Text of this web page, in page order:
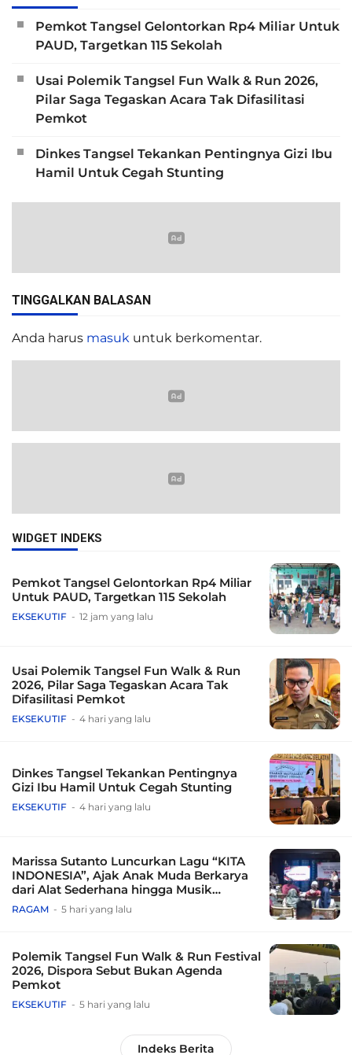
Pemkot Tangsel Gelontorkan Rp4 Miliar Untuk
PAUD, Targetkan 115 Sekolah
Usai Polemik Tangsel Fun Walk & Run 2026,
Pilar Saga Tegaskan Acara Tak Difasilitasi
Pemkot
Dinkes Tangsel Tekankan Pentingnya Gizi Ibu
Hamil Untuk Cegah Stunting
TINGGALKAN BALASAN
Anda harus masuk untuk berkomentar.
WIDGET INDEKS
Pemkot Tangsel Gelontorkan Rp4 Miliar
Untuk PAUD, Targetkan 115 Sekolah
EKSEKUTIF 12 jam yang lalu
Usai Polemik Tangsel Fun Walk & Run
2026, Pilar Saga Tegaskan Acara Tak
Difasilitasi Pemkot
EKSEKUTIF 4 hari yang lalu
Dinkes Tangsel Tekankan Pentingnya
Gizi Ibu Hamil Untuk Cegah Stunting
EKSEKUTIF 4 hari yang lalu
Marissa Sutanto Luncurkan Lagu “KITA
INDONESIA”, Ajak Anak Muda Berkarya
dari Alat Sederhana hingga Musik
Tradisional
RAGAM 5 hari yang lalu
Polemik Tangsel Fun Walk & Run Festival
2026, Dispora Sebut Bukan Agenda
Pemkot
EKSEKUTIF 5 hari yang lalu
Indeks Berita